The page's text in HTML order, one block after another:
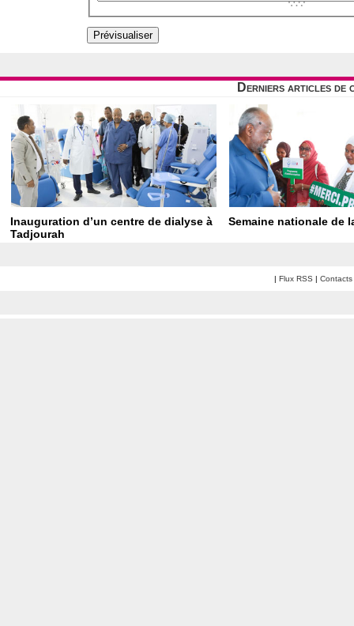
Derniers articles de
Inauguration d’un centre de dialyse à
Tadjourah
Semaine nationale de
| Flux RSS | Contacts